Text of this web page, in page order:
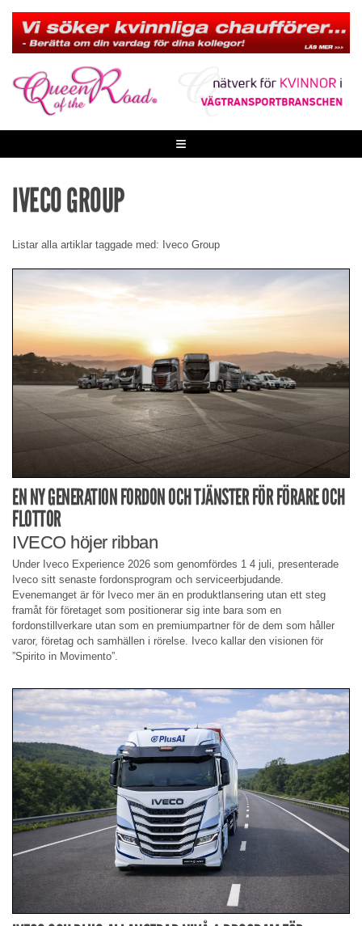
content
≡
IVECO GROUP
Listar alla artiklar taggade med: Iveco Group
EN NY GENERATION FORDON OCH TJÄNSTER FÖR FÖRARE OCH
FLOTTOR
IVECO höjer ribban
Under Iveco Experience 2026 som genomfördes 1 4 juli, presenterade
Iveco sitt senaste fordonsprogram och serviceerbjudande.
Evenemanget är för Iveco mer än en produktlansering utan ett steg
framåt för företaget som positionerar sig inte bara som en
fordonstillverkare utan som en premiumpartner för de dem som håller
varor, företag och samhällen i rörelse. Iveco kallar den visionen för
”Spirito in Movimento”.